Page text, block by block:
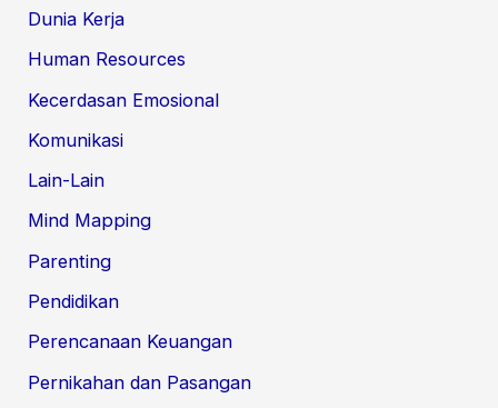
Dunia Kerja
Human Resources
Kecerdasan Emosional
Komunikasi
Lain-Lain
Mind Mapping
Parenting
Pendidikan
Perencanaan Keuangan
Pernikahan dan Pasangan